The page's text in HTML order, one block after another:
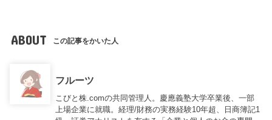
ABOUT この記事をかいた人
フルーツ
こびと株.comの共同管理人。慶應義塾大学卒業後、一部
上場企業に就職。経理/財務の実務経験10年超、日商簿記1